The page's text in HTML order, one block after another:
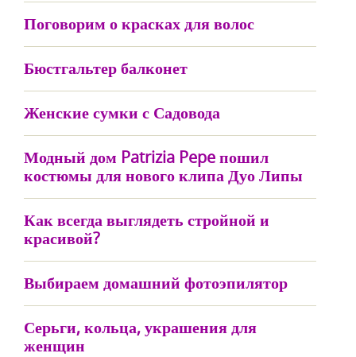
Поговорим о красках для волос
Бюстгальтер балконет
Женские сумки с Садовода
Модный дом Patrizia Pepe пошил
костюмы для нового клипа Дуо Липы
Как всегда выглядеть стройной и
красивой?
Выбираем домашний фотоэпилятор
Серьги, кольца, украшения для
женщин